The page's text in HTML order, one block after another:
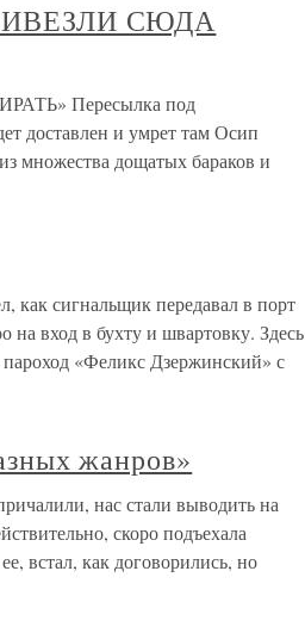
СЮДА
Пересылка под
доставлен и умрет там Осип
множества дощатых бараков и
как сигнальщик передавал в порт
на вход в бухту и швартовку. Здесь
«Феликс Дзержинский» с
жанров»
нас стали выводить на
скоро подъехала
встал, как договорились, но